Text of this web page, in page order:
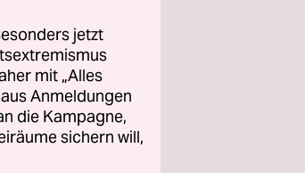
jetzt
mit „Alles
Anmeldungen
die Kampagne,
sichern will,